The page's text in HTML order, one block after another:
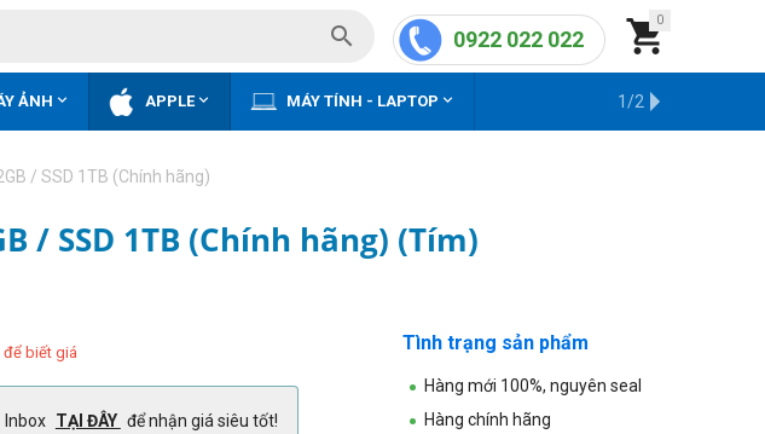
0

0922 022 022

ẢNH  APPLE MÁY TÍNH - LAPTOP  KHO HÀNG CŨ
1/2
/ SSD 1TB (Chính hãng)
/ SSD 1TB (Chính hãng) (Tím)
để biết giá
Inbox TẠI ĐÂY để nhận giá siêu tốt!
Tình trạng sản phẩm
Hàng mới 100%, nguyên seal
Hàng chính hãng